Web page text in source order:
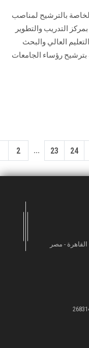
بالترشيح لمناصب
التدريب والتطوير
العالي والبحث
رؤساء الجامعات
2 ... 23 24
القاهرة - مصر